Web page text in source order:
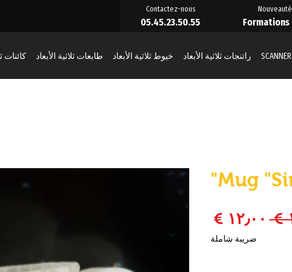
05.45.23.50.55
Contactez-nous
Formations
كائنات طابعات ثلاثية الأبعاد خيوط ثلاثية الأبعاد راتنجات ثلاثية الأبعاد
Mug
سعر عادي
ضريبة شاملة